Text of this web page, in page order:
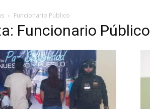
Funcionario Público
Funcionario Público